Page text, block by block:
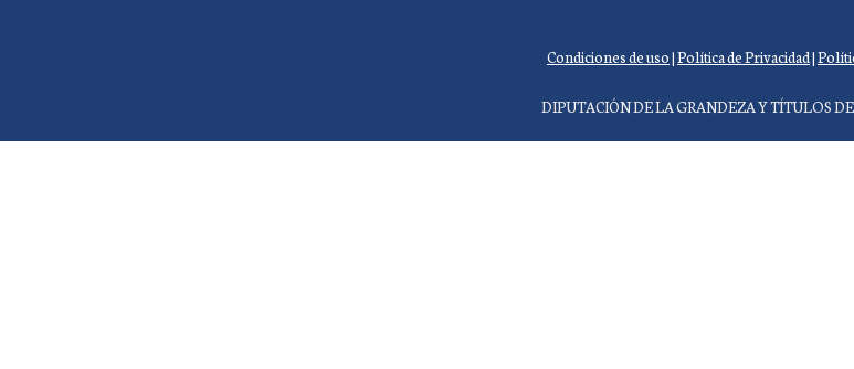
Condiciones de uso|Política de Privacidad|
DIPUTACIÓN DE LA GRANDEZA Y TÍTULOS